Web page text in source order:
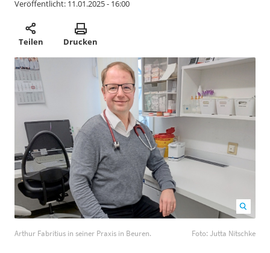
Veröffentlicht: 11.01.2025 - 16:00
Teilen Drucken
Nitschke 1200 800
Arthur Fabritius in seiner Praxis in Beuren. Foto: Jutta Nitschke